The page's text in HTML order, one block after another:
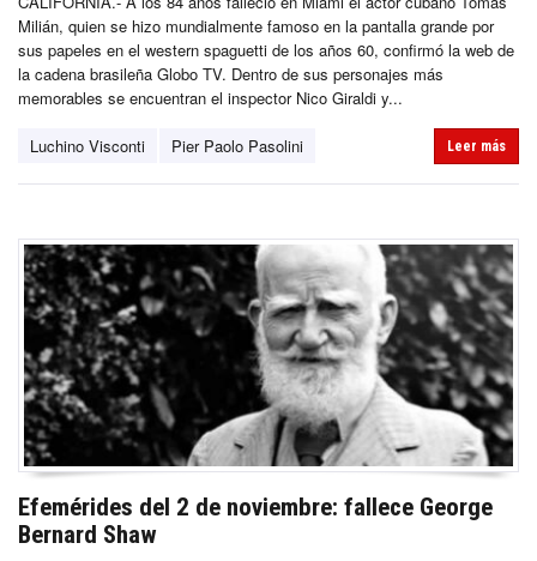
Milián, quien se hizo mundialmente famoso en la pantalla grande por
sus papeles en el western spaguetti de los años 60, confirmó la web de
la cadena brasileña Globo TV. Dentro de sus personajes más
memorables se encuentran el inspector Nico Giraldi y...
Luchino Visconti Pier Paolo Pasolini Leer más
Efemérides del 2 de noviembre: fallece George
Bernard Shaw